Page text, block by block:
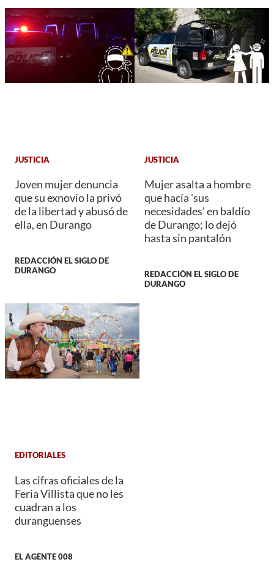
JUSTICIA
Joven mujer denuncia
que su exnovio la privó
de la libertad y abusó de
ella, en Durango
REDACCIÓN EL SIGLO DE
DURANGO
JUSTICIA
Mujer asalta a hombre
que hacía 'sus
necesidades' en baldío
de Durango; lo dejó
hasta sin pantalón
REDACCIÓN EL SIGLO DE
DURANGO
EDITORIALES
Las cifras oficiales de la
Feria Villista que no les
cuadran a los
duranguenses
EL AGENTE 008